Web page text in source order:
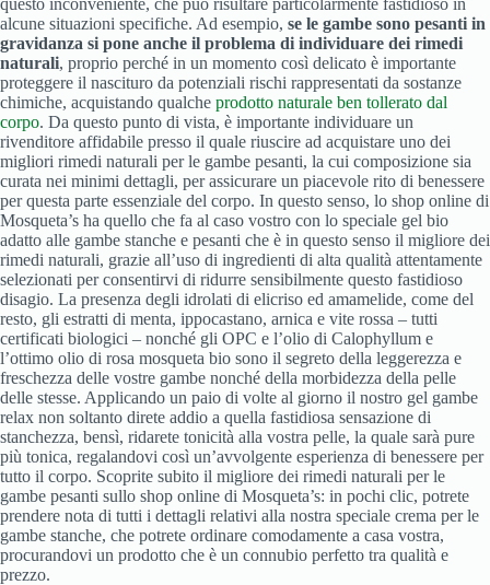
alcune situazioni specifiche. Ad esempio, se le gambe sono pesanti in
gravidanza si pone anche il problema di individuare dei rimedi
naturali, proprio perché in un momento così delicato è importante
proteggere il nascituro da potenziali rischi rappresentati da sostanze
chimiche, acquistando qualche prodotto naturale ben tollerato dal
corpo. Da questo punto di vista, è importante individuare un
rivenditore affidabile presso il quale riuscire ad acquistare uno dei
migliori rimedi naturali per le gambe pesanti, la cui composizione sia
curata nei minimi dettagli, per assicurare un piacevole rito di benessere
per questa parte essenziale del corpo. In questo senso, lo shop online di
Mosqueta’s ha quello che fa al caso vostro con lo speciale gel bio
adatto alle gambe stanche e pesanti che è in questo senso il migliore dei
rimedi naturali, grazie all’uso di ingredienti di alta qualità attentamente
selezionati per consentirvi di ridurre sensibilmente questo fastidioso
disagio. La presenza degli idrolati di elicriso ed amamelide, come del
resto, gli estratti di menta, ippocastano, arnica e vite rossa – tutti
certificati biologici – nonché gli OPC e l’olio di Calophyllum e
l’ottimo olio di rosa mosqueta bio sono il segreto della leggerezza e
freschezza delle vostre gambe nonché della morbidezza della pelle
delle stesse. Applicando un paio di volte al giorno il nostro gel gambe
relax non soltanto direte addio a quella fastidiosa sensazione di
stanchezza, bensì, ridarete tonicità alla vostra pelle, la quale sarà pure
più tonica, regalandovi così un’avvolgente esperienza di benessere per
tutto il corpo. Scoprite subito il migliore dei rimedi naturali per le
gambe pesanti sullo shop online di Mosqueta’s: in pochi clic, potrete
prendere nota di tutti i dettagli relativi alla nostra speciale crema per le
gambe stanche, che potrete ordinare comodamente a casa vostra,
procurandovi un prodotto che è un connubio perfetto tra qualità e
prezzo.